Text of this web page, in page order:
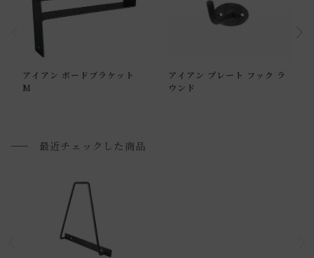
通常配送について
通常配送の場合、お品物は玄関前での引渡しとなります。
■ご不明な点やご希望がございましたら、お気軽にお問い合
小型商品の日時・時間指定について
お届け時間帯(大型以外) は、
アイアン ボードブラケット
M
アイアン プレート フック ラ
ウンド
最近チェックした商品